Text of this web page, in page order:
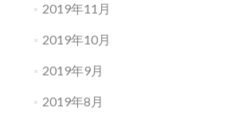
2019年11月
2019年10月
2019年9月
2019年8月